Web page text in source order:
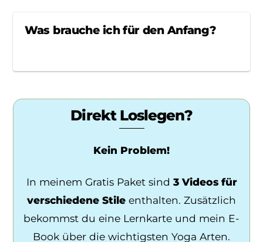
Was brauche ich für den Anfang?
Direkt Loslegen?
Kein Problem!
In meinem Gratis Paket sind 3 Videos für
verschiedene Stile enthalten. Zusätzlich
bekommst du eine Lernkarte und mein E-
Book über die wichtigsten Yoga Arten.